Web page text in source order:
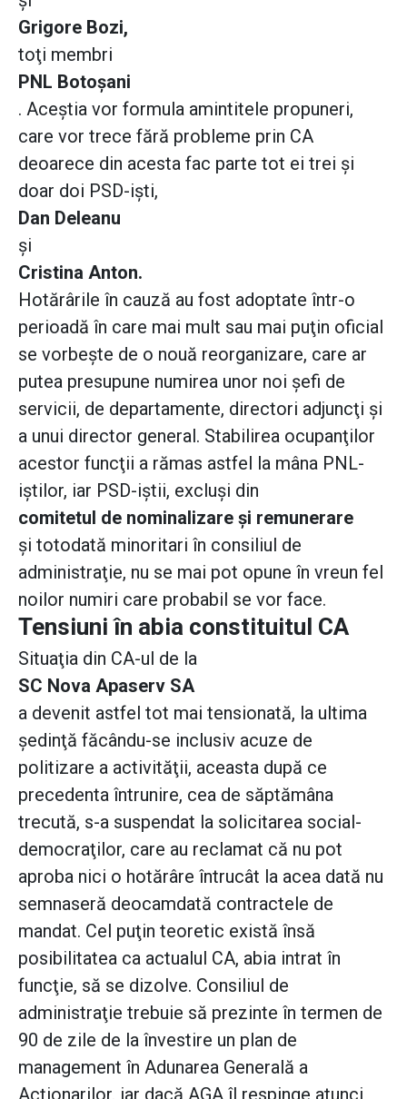
Grigore Bozi,
toţi membri
PNL Botoşani
. Aceştia vor formula amintitele propuneri,
care vor trece fără probleme prin CA
deoarece din acesta fac parte tot ei trei şi
doar doi PSD-işti,
Dan Deleanu
şi
Cristina Anton.
Hotărârile în cauză au fost adoptate într-o
perioadă în care mai mult sau mai puţin oficial
se vorbeşte de o nouă reorganizare, care ar
putea presupune numirea unor noi şefi de
servicii, de departamente, directori adjuncţi şi
a unui director general. Stabilirea ocupanţilor
acestor funcţii a rămas astfel la mâna PNL-
iştilor, iar PSD-iştii, excluşi din
comitetul de nominalizare şi remunerare
şi totodată minoritari în consiliul de
administraţie, nu se mai pot opune în vreun fel
noilor numiri care probabil se vor face.
Tensiuni în abia constituitul CA
Situaţia din CA-ul de la
SC Nova Apaserv SA
a devenit astfel tot mai tensionată, la ultima
şedinţă făcându-se inclusiv acuze de
politizare a activităţii, aceasta după ce
precedenta întrunire, cea de săptămâna
trecută, s-a suspendat la solicitarea social-
democraţilor, care au reclamat că nu pot
aproba nici o hotărâre întrucât la acea dată nu
semnaseră deocamdată contractele de
mandat. Cel puţin teoretic există însă
posibilitatea ca actualul CA, abia intrat în
funcţie, să se dizolve. Consiliul de
administraţie trebuie să prezinte în termen de
90 de zile de la învestire un plan de
management în Adunarea Generală a